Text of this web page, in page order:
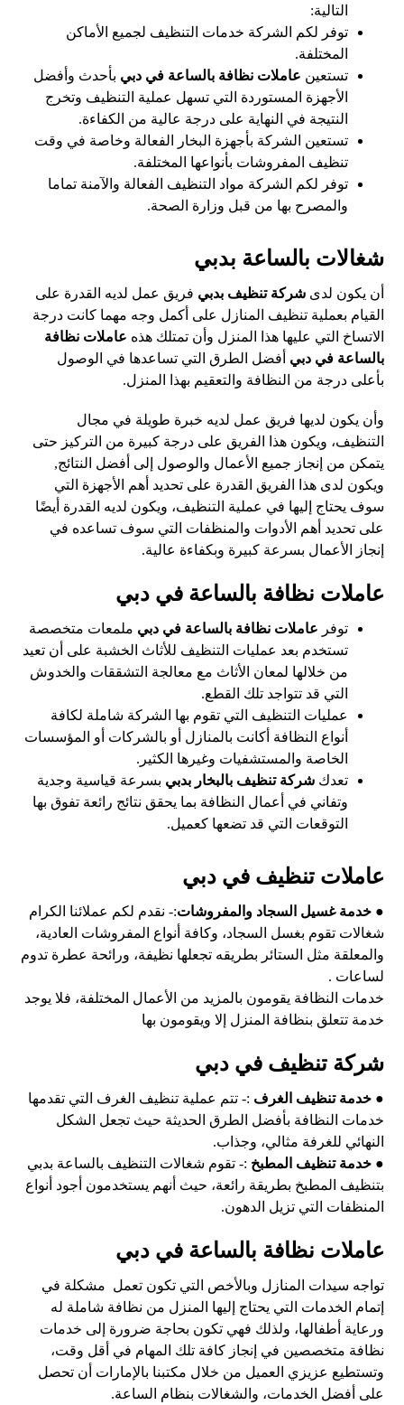
التالية:
توفر لكم الشركة خدمات التنظيف لجميع الأماكن
المختلفة.
تستعين عاملات نظافة بالساعة في دبي بأحدث وأفضل
الأجهزة المستوردة التي تسهل عملية التنظيف وتخرج
النتيجة في النهاية على درجة عالية من الكفاءة.
تستعين الشركة بأجهزة البخار الفعالة وخاصة في وقت
تنظيف المفروشات بأنواعها المختلفة.
توفر لكم الشركة مواد التنظيف الفعالة والآمنة تماما
والمصرح بها من قبل وزارة الصحة.
شغالات بالساعة بدبي
أن يكون لدىشركة تنظيف بدبي فريق عمل لديه القدرة على
القيام بعملية تنظيف المنازل على أكمل وجه مهما كانت درجة
الاتساخ التي عليها هذا المنزل وأن تمتلك هذه عاملات نظافة
بالساعة في دبي أفضل الطرق التي تساعدها في الوصول
بأعلى درجة من النظافة والتعقيم بهذا المنزل.
وأن يكون لديها فريق عمل لديه خبرة طويلة في مجال
التنظيف، ويكون هذا الفريق على درجة كبيرة من التركيز حتى
يتمكن من إنجاز جميع الأعمال والوصول إلى أفضل النتائج,
ويكون لدى هذا الفريق القدرة على تحديد أهم الأجهزة التي
سوف يحتاج إليها في عملية التنظيف، ويكون لديه القدرة أيضًا
على تحديد أهم الأدوات والمنظفات التي سوف تساعده في
إنجاز الأعمال بسرعة كبيرة وبكفاءة عالية.
عاملات نظافة بالساعة في دبي
توفر عاملات نظافة بالساعة في دبي ملمعات متخصصة
تستخدم بعد عمليات التنظيف للأثاث الخشبة على أن تعيد
من خلالها لمعان الأثاث مع معالجة التشققات والخدوش
التي قد تتواجد تلك القطع.
عمليات التنظيف التي تقوم بها الشركة شاملة لكافة
أنواع النظافة أكانت بالمنازل أو بالشركات أو المؤسسات
الخاصة والمستشفيات وغيرها الكثير.
تعدكشركة تنظيف بالبخار بدبي بسرعة قياسية وجدية
وتفاني في أعمال النظافة بما يحقق نتائج رائعة تفوق بها
التوقعات التي قد تضعها كعميل.
عاملات تنظيف في دبي
●خدمة غسيل السجاد والمفروشات:- نقدم لكم عملائنا الكرام
شغالات تقوم بغسل السجاد، وكافة أنواع المفروشات العادية،
والمعلقة مثل الستائر بطريقه تجعلها نظيفة، ورائحة عطرة تدوم
لساعات .
خدمات النظافة يقومون بالمزيد من الأعمال المختلفة، فلا يوجد
خدمة تتعلق بنظافة المنزل إلا ويقومون بها
شركة تنظيف في دبي
●خدمة تنظيف الغرف :- تتم عملية تنظيف الغرف التي تقدمها
خدمات النظافة بأفضل الطرق الحديثة حيث تجعل الشكل
النهائي للغرفة مثالي، وجذاب.
●خدمة تنظيف المطبخ :- تقوم شغالات التنظيف بالساعة بدبي
بتنظيف المطبخ بطريقة رائعة، حيث أنهم يستخدمون أجود أنواع
المنظفات التي تزيل الدهون.
عاملات نظافة بالساعة في دبي
تواجه سيدات المنازل وبالأخص التي تكون تعمل مشكلة في
إتمام الخدمات التي يحتاج إليها المنزل من نظافة شاملة له
ورعاية أطفالها، ولذلك فهي تكون بحاجة ضرورة إلى خدمات
نظافة متخصصين في إنجاز كافة تلك المهام في أقل وقت،
وتستطيع عزيزي العميل من خلال مكتبنا بالإمارات أن تحصل
على أفضل الخدمات، والشغالات بنظام الساعة.